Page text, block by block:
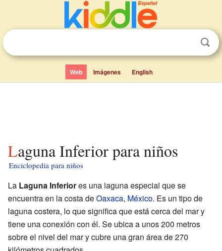
Web Imágenes English
Laguna Inferior para niños
Enciclopedia para niños
La Laguna Inferiores una laguna especial que se
encuentra en la costa deOaxaca, México. Es un tipo de
laguna costera, lo que significa que está cerca del mar y
tiene una conexión con él. Se ubica a unos 200 metros
sobre el nivel del mar y cubre una gran área de 270